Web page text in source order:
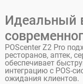
Идеальный
POScenter Z2 Pro
ресторанов, аптек,
обеспечивает
интеграцию с POS-
ожидания клиентов.